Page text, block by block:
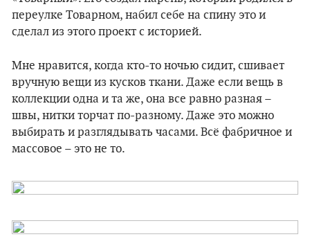
переулке Товарном, набил себе на спину это и
сделал из этого проект с историей.
Мне нравится, когда кто-то ночью сидит, сшивает
вручную вещи из кусков ткани. Даже если вещь в
коллекции одна и та же, она все равно разная –
швы, нитки торчат по-разному. Даже это можно
выбирать и разглядывать часами. Всё фабричное и
массовое – это не то.